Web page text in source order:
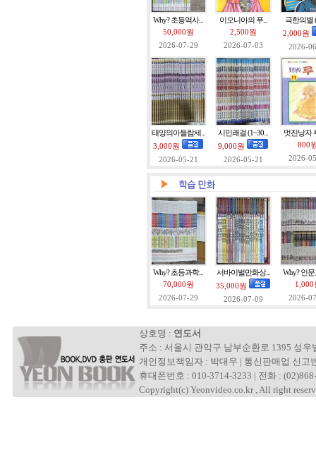
Why? 초등역사...
50,000원
2026-07-29
이오니아의 푸...
2,500원
2026-07-03
극한의별
2,000원
2026-
태양의아들람세...
3,000원
2026-05-21
시민쾌걸 (1~30...
9,000원
2026-05-21
멋진낭자
800
2026-
Why? 초등과학...
70,000원
2026-07-29
서바이벌만화상...
35,000원
2026-07-09
Why? 인문
1,000
2026-
상호명 : 연도서
주소 : 서울시 관악구 남부순환로 1395 성우
개인정보책임자 : 박대우 | 통신판매업 신고
휴대폰번호 : 010-3714-3233 | 전화 :
Copyright(c) Yeonvideo.co.kr , All right